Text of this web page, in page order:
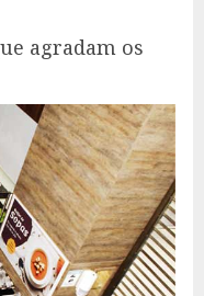
agradam os